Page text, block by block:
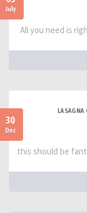
July
All you need is
30
Dec
this should be